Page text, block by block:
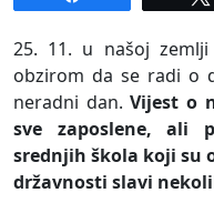
25. 11. u našoj
obzirom da se radi o
neradni dan.Vijest o
sve zaposlene, ali
srednjih škola koji su
državnosti slavi